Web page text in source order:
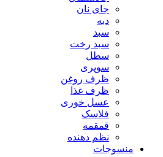
جای نان
دبه
سبد
سبد رخت
سطل
سوپری
ظرف روغن
ظرف غذا
عسل خوری
فلاسک
قمقمه
نظم دهنده
منسوجات